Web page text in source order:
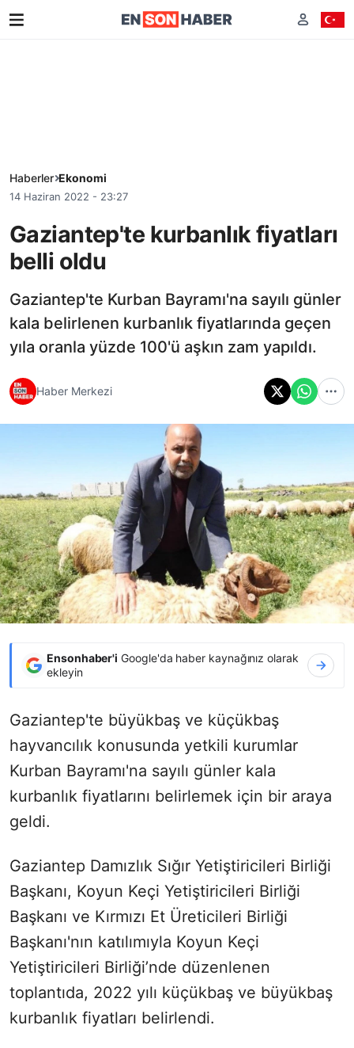
Haberler Ekonomi
14 Haziran 2022 - 23:27
Gaziantep'te kurbanlık fiyatları
belli oldu
Gaziantep'te Kurban Bayramı'na sayılı günler
kala belirlenen kurbanlık fiyatlarında geçen
yıla oranla yüzde 100'ü aşkın zam yapıldı.
Haber Merkezi
Ensonhaber'i Google'da haber kaynağınız olarak
ekleyin
Gaziantep'te büyükbaş ve küçükbaş
hayvancılık konusunda yetkili kurumlar
Kurban Bayramı'na sayılı günler kala
kurbanlık fiyatlarını belirlemek için bir araya
geldi.
Gaziantep Damızlık Sığır Yetiştiricileri Birliği
Başkanı, Koyun Keçi Yetiştiricileri Birliği
Başkanı ve Kırmızı Et Üreticileri Birliği
Başkanı'nın katılımıyla Koyun Keçi
Yetiştiricileri Birliği’nde düzenlenen
toplantıda, 2022 yılı küçükbaş ve büyükbaş
kurbanlık fiyatları belirlendi.